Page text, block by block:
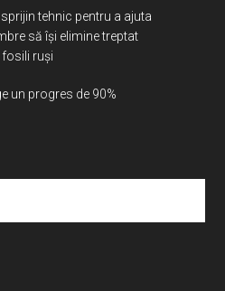
tehnic pentru a ajuta
să îşi elimine treptat
ruşi
un progres de 90%